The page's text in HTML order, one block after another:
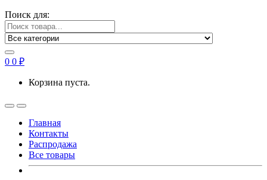
Поиск для:
0 0 ₽
Корзина пуста.
Главная
Контакты
Распродажа
Все товары